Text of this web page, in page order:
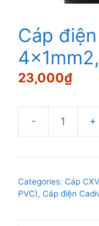
Cáp
23,000₫
Categories: Cáp
PVC), Cáp điện